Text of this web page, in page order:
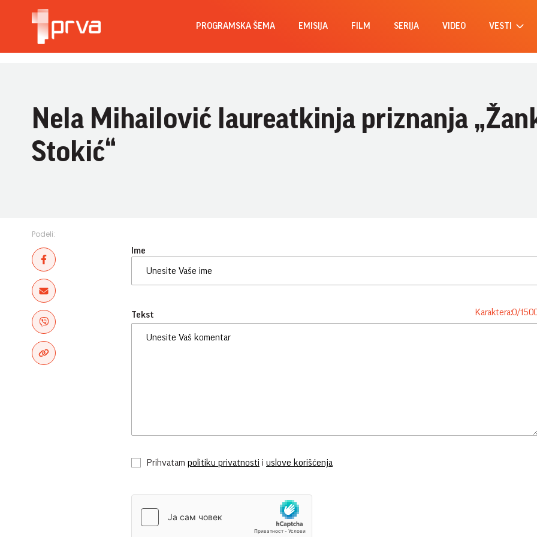
PROGRAMSKA ŠEMA EMISIJA FILM SERIJA VIDEO VESTI
Nela Mihailović laureatkinja priznanja
Stokić“
Podeli:
Ime
Tekst Karaktera:0/
Prihvatam politiku privatnosti i uslove korišćenja